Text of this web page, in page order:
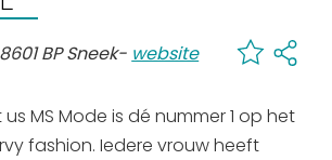
BP Sneek- website
MS Mode is dé nummer 1 op het
fashion. Iedere vrouw heeft